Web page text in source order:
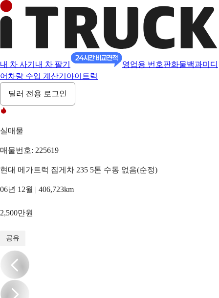
내 차 사기 내 차 팔기 영업용 번호판화물백과미디
어 차량 수입 계산기 아이트럭
딜러 전용 로그인
실매물
매물번호: 225619
현대 메가트럭 집게차 235 5톤 수동 없음(순정)
06년 12월 | 406,723km
2,500만원
공유
/13